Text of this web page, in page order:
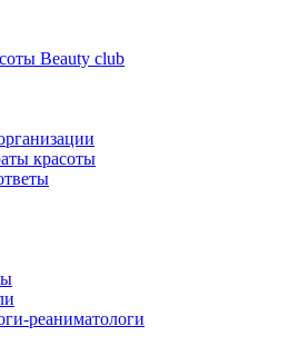
Beauty club
красоты
реаниматологи